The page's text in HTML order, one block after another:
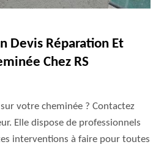
Devis Réparation Et
Chez RS
votre cheminée ? Contactez
Elle dispose de professionnels
interventions à faire pour toutes